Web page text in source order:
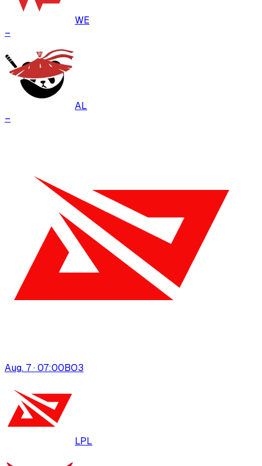
WE
–
AL
–
Aug. 7 · 07:00BO3
LPL